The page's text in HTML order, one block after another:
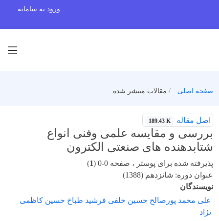
ورود به سامانه
صفحه اصلی مقالات منتشر شده
اصل مقاله 189.43 K
بررسی و مقایسه علمی وفنی انواع
شتابدهنده های صنعتی الکترون
پذیرفته شده برای پوستر ، صفحه 0-0 ( 1
)
عنوان دوره: شانزدهم (1388)
نویسندگان
علی محمد پورصالح حسین خلفی فرشید طباخ حسین کاظمی
نژاد